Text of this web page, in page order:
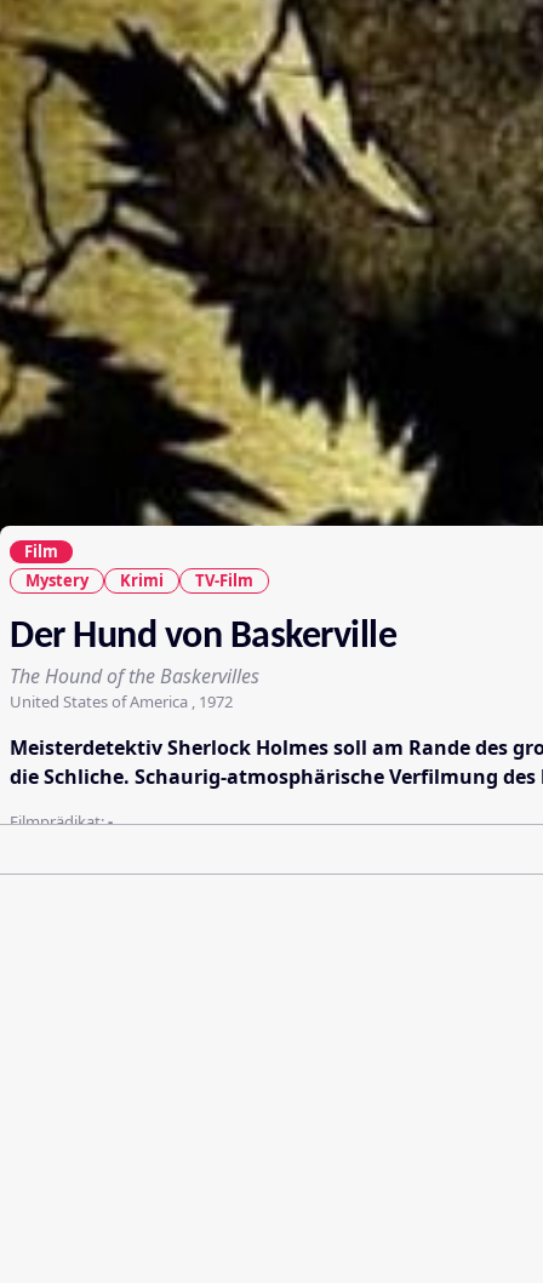
Film
Mystery
Krimi TV-Film
Der Hund von Baskerville
The Hound of the Baskervilles
United States of America , 1972
Meisterdetektiv Sherlock Holmes soll am Rande des
die Schliche. Schaurig-atmosphärische Verfilmung
Filmprädikat:-